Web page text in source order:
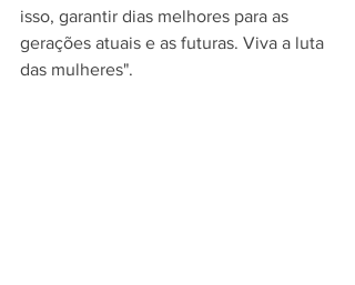
isso, garantir dias melhores para as
gerações atuais e as futuras. Viva a luta
das mulheres".